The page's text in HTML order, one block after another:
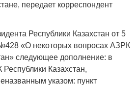
передает корреспондент
Республики Казахстан от 5
«О некоторых вопросах АЗРК
следующее дополнение: в
Казахстан,
указом: пункт